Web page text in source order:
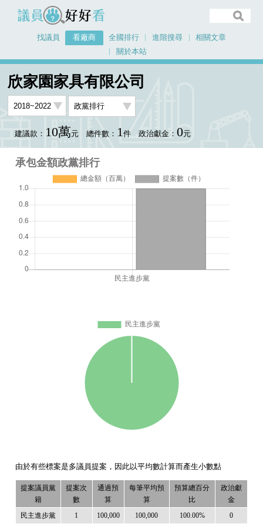
議員好好看
找議員 看廠商 全國排行 進階搜尋
相關文章
關於本站
看廠商 欣家園家具有限公司
欣家園家具有限公司
建議款： 10萬元 總件數： 1件 政治獻金： 0元
承包金額政黨排行
由於有些標案是多議員提案，因此以平均數計算而產生小數點
提案議員黨
籍
提案次
數
通過預
算
每筆平均預
算
預算總百分
比
政治獻
金
民主進步黨 1 100,000 100,000 100.00% 0